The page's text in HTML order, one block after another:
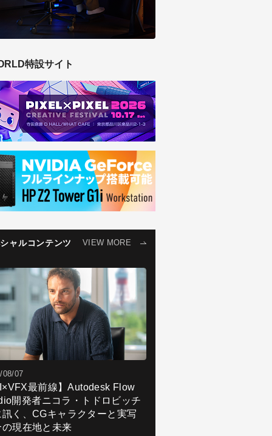
特設サイト
ャルコンテンツ VIEW MORE
08/07
最前線】Autodesk Flow
開発者ニコラ・トドロビッチ
訊く、CGキャラクターと実写
の現在地と未来